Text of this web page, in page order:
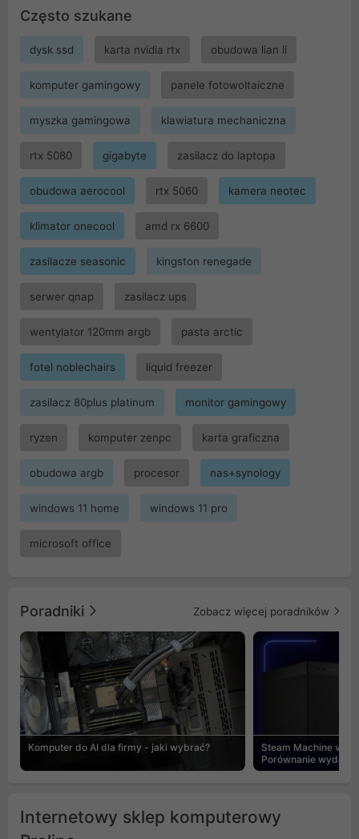
Często szukane
dysk ssd karta nvidia rtx obudowa lian li
komputer gamingowy panele fotowoltaiczne
myszka gamingowa klawiatura mechaniczna
rtx 5080 gigabyte zasilacz do laptopa
obudowa aerocool rtx 5060 kamera neotec
klimator onecool amd rx 6600
zasilacze seasonic kingston renegade
serwer qnap zasilacz ups
wentylator 120mm argb pasta arctic
fotel noblechairs liquid freezer
zasilacz 80plus platinum monitor gamingowy
ryzen komputer zenpc karta graficzna
obudowa argb procesor nas+synology
windows 11 home windows 11 pro
microsoft office
Poradniki Zobacz więcej poradników
Komputer do AI dla firmy - jaki wybrać?
Steam Machine vs
Porównanie
Internetowy sklep komputerowy